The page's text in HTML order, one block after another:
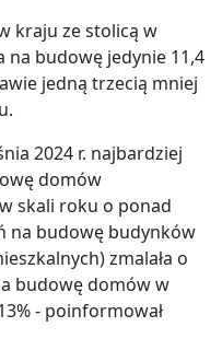
kraju ze stolicą w
na budowę jedynie 11,4
jedną trzecią mniej
2024 r. najbardziej
domów
skali roku o ponad
na budowę budynków
zmalała o
budowę domów w
- poinformował